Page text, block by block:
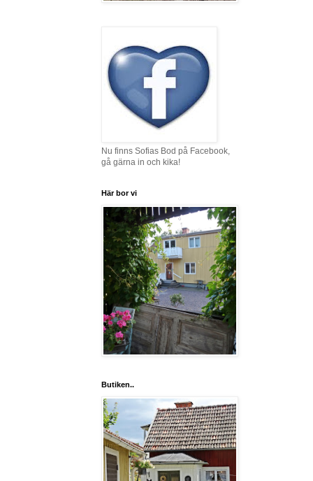
Nu finns Sofias Bod på Facebook,
gå gärna in och kika!
Här bor vi
Butiken..